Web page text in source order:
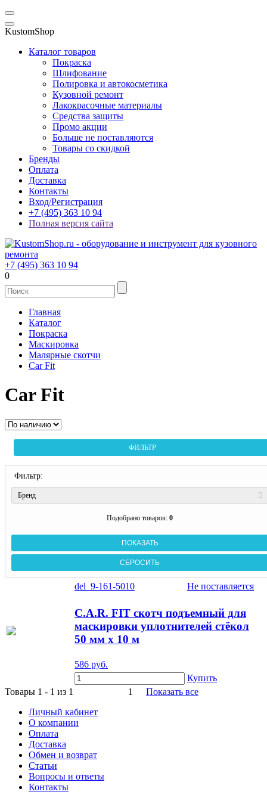
KustomShop
Каталог товаров
Покраска
Шлифование
Полировка и автокосметика
Кузовной ремонт
Лакокрасочные материалы
Средства защиты
Промо акции
Больше не поставляются
Товары со скидкой
Бренды
Оплата
Доставка
Контакты
Вход/Регистрация
+7 (495) 363 10 94
Полная версия сайта
+7 (495) 363 10 94
0
Главная
Каталог
Покраска
Маскировка
Малярные скотчи
Car Fit
Car Fit
ФИЛЬТР
Фильтр:
Бренд
Подобрано товаров:0
del_9-161-5010 Не поставляется
C.A.R. FIT скотч подъемный для
маскировки уплотнителей стёкол
50 мм х 10 м
586 руб.
Купить
Товары 1 - 1 из 1
1
Показать все
Личный кабинет
О компании
Оплата
Доставка
Обмен и возврат
Статьи
Вопросы и ответы
Контакты